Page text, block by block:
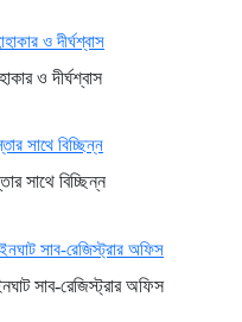
ও দীর্ঘশ্বাস
সাথে বিচ্ছিন্ন
সাব-রেজিস্ট্রার অফিস